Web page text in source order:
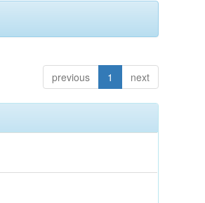
previous 1 next